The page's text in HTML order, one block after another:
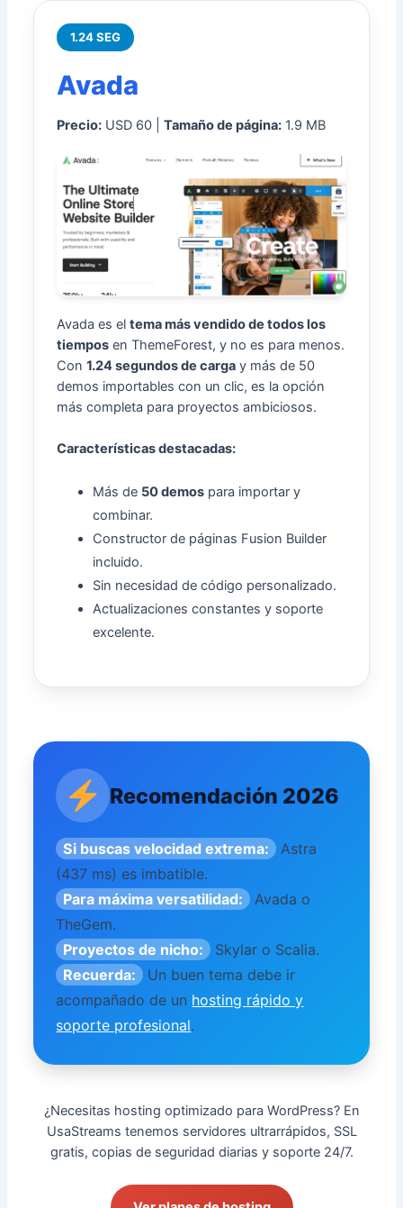
1.24 SEG
Avada
Precio: USD 60 |Tamaño de página: 1.9 MB
Avada es eltema más vendido de todos los
tiempos en ThemeForest, y no es para menos.
Con1.24 segundos de carga y más de 50
demos importables con un clic, es la opción
más completa para proyectos ambiciosos.
Características destacadas:
Más de 50 demos para importar y
combinar.
Constructor de páginas Fusion Builder
incluido.
Sin necesidad de código personalizado.
Actualizaciones constantes y soporte
excelente.
Recomendación 2026
Si buscas velocidad extrema:
Astra
(437 ms) es imbatible.
Para máxima versatilidad:
Avada o
TheGem.
Proyectos de nicho:
Skylar o Scalia.
Recuerda:
Un buen tema debe ir
acompañado de un hosting rápido y
soporte profesional.
¿Necesitas hosting optimizado para WordPress? En
UsaStreams tenemos servidores ultrarrápidos, SSL
gratis, copias de seguridad diarias y soporte 24/7.